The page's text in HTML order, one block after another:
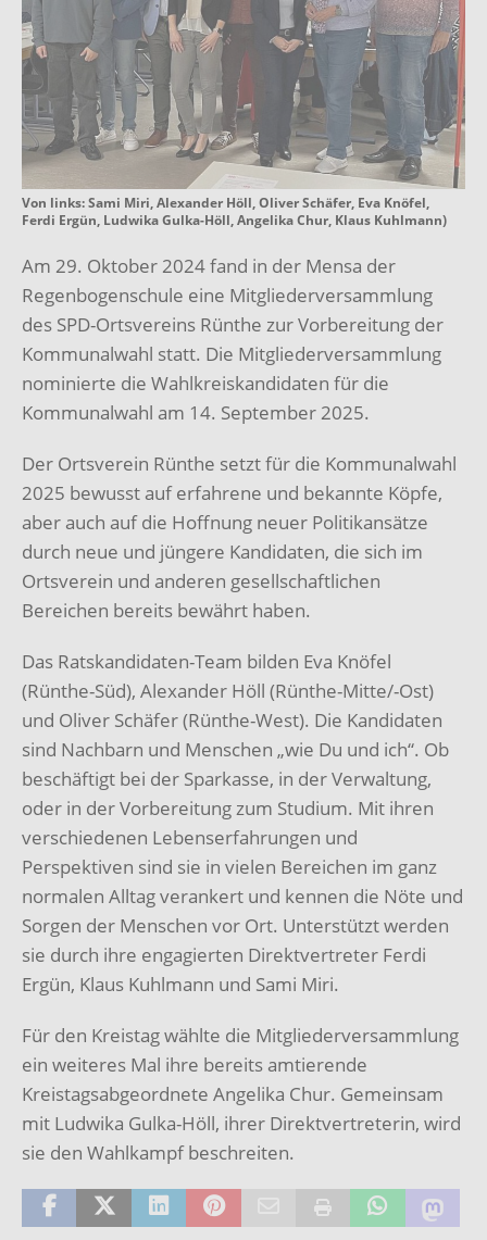
Von links: Sami Miri, Alexander Höll, Oliver Schäfer, Eva Knöfel,
Ferdi Ergün, Ludwika Gulka-Höll, Angelika Chur, Klaus Kuhlmann)
Am 29. Oktober 2024 fand in der Mensa der
Regenbogenschule eine Mitgliederversammlung
des SPD-Ortsvereins Rünthe zur Vorbereitung der
Kommunalwahl statt. Die Mitgliederversammlung
nominierte die Wahlkreiskandidaten für die
Kommunalwahl am 14. September 2025.
Der Ortsverein Rünthe setzt für die Kommunalwahl
2025 bewusst auf erfahrene und bekannte Köpfe,
aber auch auf die Hoffnung neuer Politikansätze
durch neue und jüngere Kandidaten, die sich im
Ortsverein und anderen gesellschaftlichen
Bereichen bereits bewährt haben.
Das Ratskandidaten-Team bilden Eva Knöfel
(Rünthe-Süd), Alexander Höll (Rünthe-Mitte/-Ost)
und Oliver Schäfer (Rünthe-West). Die Kandidaten
sind Nachbarn und Menschen „wie Du und ich“. Ob
beschäftigt bei der Sparkasse, in der Verwaltung,
oder in der Vorbereitung zum Studium. Mit ihren
verschiedenen Lebenserfahrungen und
Perspektiven sind sie in vielen Bereichen im ganz
normalen Alltag verankert und kennen die Nöte und
Sorgen der Menschen vor Ort. Unterstützt werden
sie durch ihre engagierten Direktvertreter Ferdi
Ergün, Klaus Kuhlmann und Sami Miri.
Für den Kreistag wählte die Mitgliederversammlung
ein weiteres Mal ihre bereits amtierende
Kreistagsabgeordnete Angelika Chur. Gemeinsam
mit Ludwika Gulka-Höll, ihrer Direktvertreterin, wird
sie den Wahlkampf beschreiten.